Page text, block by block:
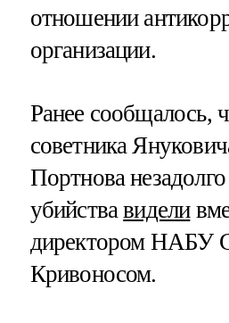
отношении
организации.
Ранее сообщалось,
советника
Портнова
убийствавидели
директором НАБУ
Кривоносом.